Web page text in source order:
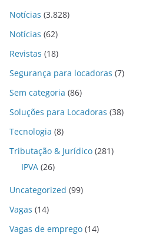
Notícias (3.828)
Notícias (62)
Revistas (18)
Segurança para locadoras (7)
Sem categoria (86)
Soluções para Locadoras (38)
Tecnologia (8)
Tributação & Jurídico (281)
IPVA (26)
Uncategorized (99)
Vagas (14)
Vagas de emprego (14)